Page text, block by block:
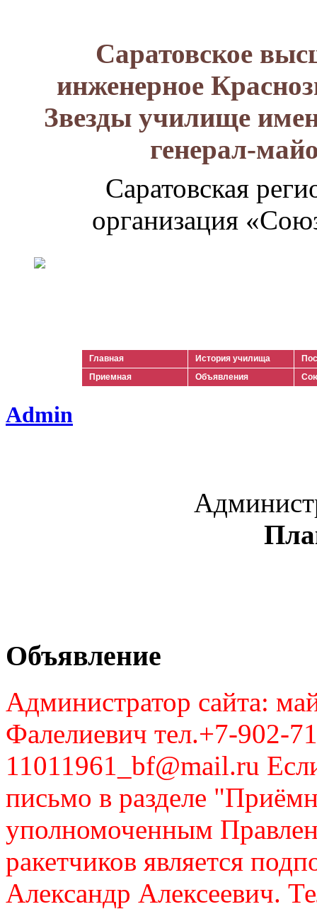
Саратовское
инженерное
Звезды училище
генерал-
Саратовская
организация
Главная История училища
Приемная
Объявления
Admin
Объявление
Администратор сайта:
Фалелиевич тел.+7-902-
11011961_bf@mail.ru
письмо в разделе
уполномоченным
ракетчиков является
Александр Алексеевич.